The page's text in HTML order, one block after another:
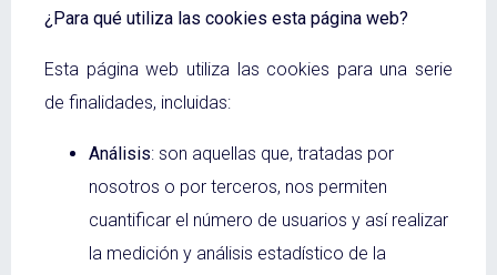
¿Para qué utiliza las cookies esta página web?
Esta página web utiliza las cookies para una serie
de finalidades, incluidas:
Análisis: son aquellas que, tratadas por
nosotros o por terceros, nos permiten
cuantificar el número de usuarios y así realizar
la medición y análisis estadístico de la